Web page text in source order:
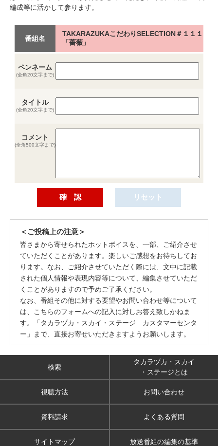
編成等に活かして参ります。
番組名
TAKARAZUKAこだわりSELECTION＃１１１
「薔薇」
ペンネーム
(全角20文字まで)
タイトル
(全角20文字まで)
コメント
(全角500文字まで)
＜ご投稿上の注意＞
皆さまから寄せられたホットボイスを、一部、ご紹介させ
ていただくことがあります。楽しいご感想をお待ちしてお
ります。なお、ご紹介させていただく際には、文中に記載
された個人情報や表現内容等について、編集させていただ
くことがありますので予めご了承ください。
なお、番組その他に対する要望やお問い合わせ等について
は、こちらのフォームへの記入に対しお答え致しかねま
す。「タカラヅカ・スカイ・ステージ カスタマーセンタ
ー」まで、直接お寄せいただきますようお願いします。
検索
タカラヅカ・スカイ
・ステージとは
視聴方法 お問い合わせ
資料請求 よくある質問
サイトマップ 放送番組の編集の基準